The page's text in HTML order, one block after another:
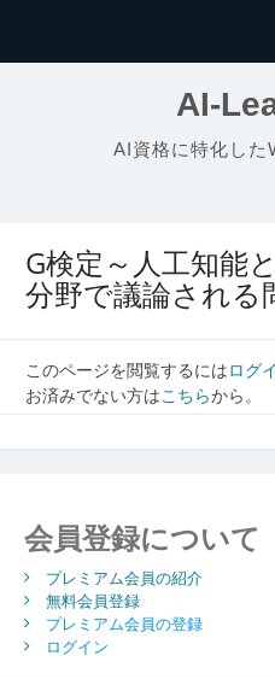
AI-
AI資格に特化した
G検定～人工知能
分野で議論される
このページを閲覧するにはログ
お済みでない方はこちらから。
会員登録について
プレミアム会員の紹介
無料会員登録
プレミアム会員の登録
ログイン